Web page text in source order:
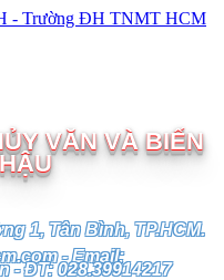
VĂN VÀ BIẾN
1, Tân Bình, TP.HCM.
- Email:
- ĐT: 028.39914217